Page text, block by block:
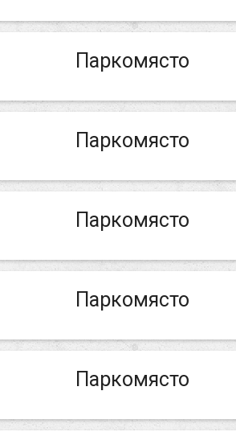
Паркомясто
Паркомясто
Паркомясто
Паркомясто
Паркомясто